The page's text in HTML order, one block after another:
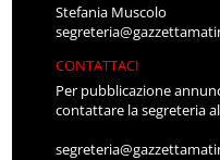
Stefania Muscolo
CONTATTACI
Per pubblicazione
contattare la segreteria